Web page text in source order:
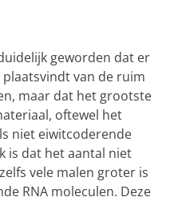
geworden dat er
van de ruim
maar dat het grootste
oftewel het
niet eiwitcoderende
is dat het aantal niet
vele malen groter is
RNA moleculen. Deze